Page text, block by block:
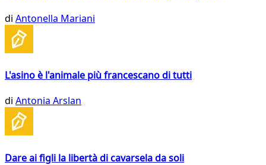
di Antonella Mariani
L'asino è l'animale più francescano di tutti
di Antonia Arslan
Dare ai figli la libertà di cavarsela da soli